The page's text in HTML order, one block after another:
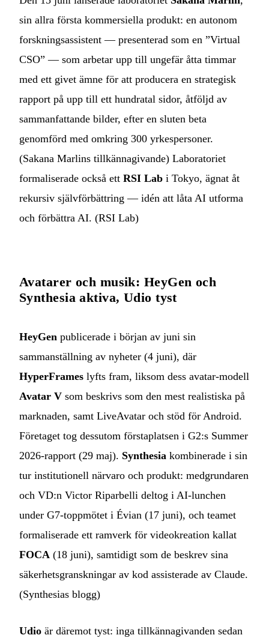
sin allra första kommersiella produkt: en autonom
forskningsassistent — presenterad som en ”Virtual
CSO” — som arbetar upp till ungefär åtta timmar
med ett givet ämne för att producera en strategisk
rapport på upp till ett hundratal sidor, åtföljd av
sammanfattande bilder, efter en sluten beta
genomförd med omkring 300 yrkespersoner.
(Sakana Marlins tillkännagivande) Laboratoriet
formaliserade också ett RSI Lab i Tokyo, ägnat åt
rekursiv självförbättring — idén att låta AI utforma
och förbättra AI. (RSI Lab)
Avatarer och musik: HeyGen och
Synthesia aktiva, Udio tyst
HeyGen publicerade i början av juni sin
sammanställning av nyheter (4 juni), där
HyperFrames lyfts fram, liksom dess avatar-modell
Avatar V som beskrivs som den mest realistiska på
marknaden, samt LiveAvatar och stöd för Android.
Företaget tog dessutom förstaplatsen i G2:s Summer
2026-rapport (29 maj). Synthesia kombinerade i sin
tur institutionell närvaro och produkt: medgrundaren
och VD:n Victor Riparbelli deltog i AI-lunchen
under G7-toppmötet i Évian (17 juni), och teamet
formaliserade ett ramverk för videokreation kallat
FOCA (18 juni), samtidigt som de beskrev sina
säkerhetsgranskningar av kod assisterade av Claude.
(Synthesias blogg)
Udio är däremot tyst: inga tillkännagivanden sedan